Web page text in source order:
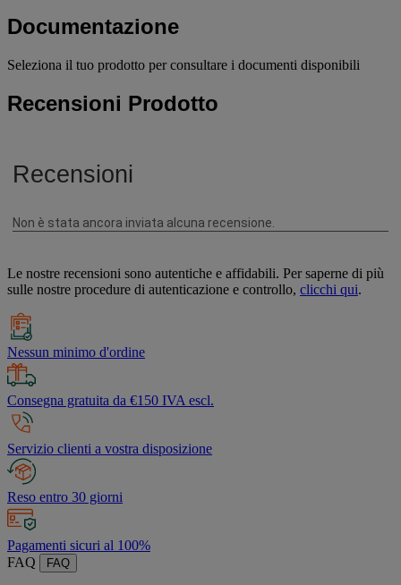
Documentazione
Seleziona il tuo prodotto per consultare i documenti disponibili
Recensioni Prodotto
Le nostre recensioni sono autentiche e affidabili. Per saperne di più
sulle nostre procedure di autenticazione e controllo, clicchi qui.
Nessun minimo d'ordine
Consegna gratuita da €150 IVA escl.
Servizio clienti a vostra disposizione
Reso entro 30 giorni
Pagamenti sicuri al 100%
FAQ
FAQ